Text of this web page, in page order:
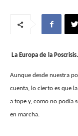
La Europa de la
Aunque desde nuestra
cuenta, lo cierto es que
a tope y, como no podía
en marcha.